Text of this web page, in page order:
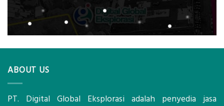
ABOUT US
PT. Digital Global Eksplorasi adalah penyedia jasa